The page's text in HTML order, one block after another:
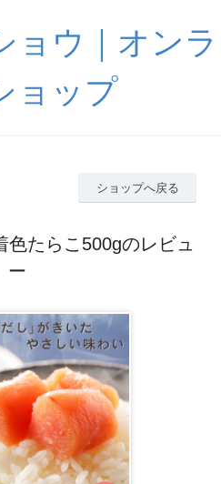
ョウ｜オンラ
ョップ
ショップへ戻る
たらこ500gのレビュ
ー